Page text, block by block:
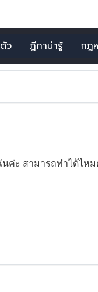
ว ฎีกาน่ารู้ กฎ
ะ สามารถทำได้ไหม